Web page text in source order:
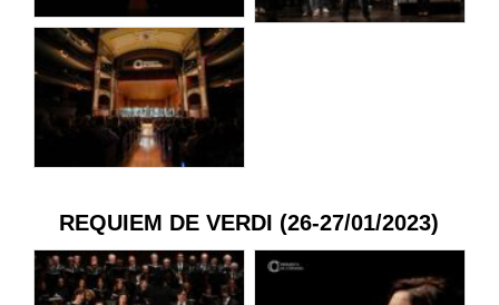
REQUIEM DE VERDI (26-27/01/2023)